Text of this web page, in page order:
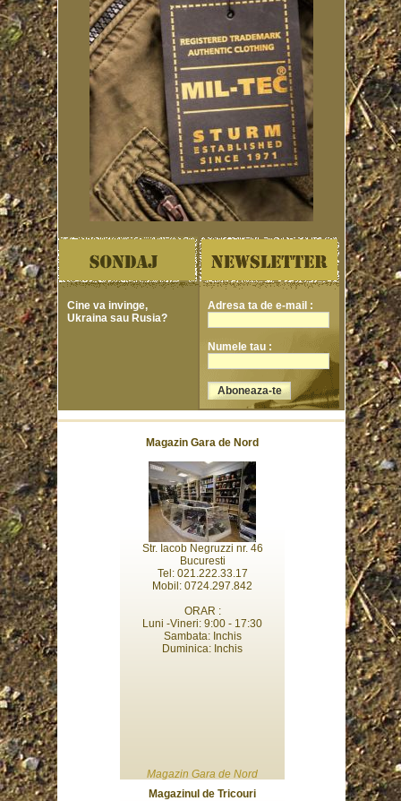
Cine va invinge,
Ukraina sau Rusia?
Adresa ta de e-mail :
Numele tau :
Magazin Gara de Nord
Str. Iacob Negruzzi nr. 46
Bucuresti
Tel: 021.222.33.17
Mobil: 0724.297.842
ORAR :
Luni -Vineri: 9:00 - 17:30
Sambata: Inchis
Duminica: Inchis
Magazin Gara de Nord
Magazinul de Tricouri